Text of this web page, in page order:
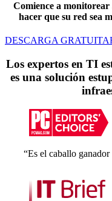
Comience a monitorear
hacer que su red sea
DESCARGA GRATUITA
Los expertos en TI
es una solución
“Es el caballo